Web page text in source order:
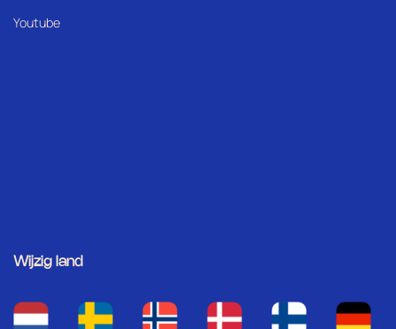
Youtube
Wijzig land